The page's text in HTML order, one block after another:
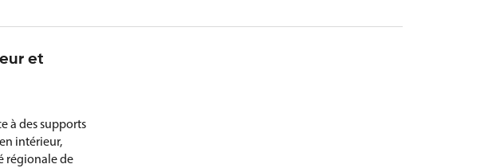
et
à des supports
intérieur,
régionale de